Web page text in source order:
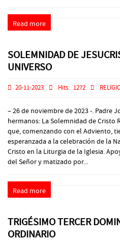
Read more
SOLEMNIDAD DE
UNIVERSO
20-11-2023 Hits: 1272
– 26 de noviembre de 2023 -. Padre
hermanos: La Solemnidad de Cristo
que, comenzando con el Adviento,
esperanzada a la celebración de la
Cristo en la Liturgia de la Iglesia.
del Señor y matizado por...
Read more
TRIGÉSIMO TERCER
ORDINARIO